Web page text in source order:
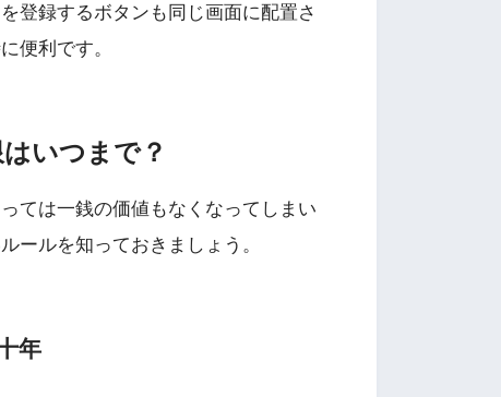
登録するボタンも同じ画面に配置さ
便利です。
いつまで？
ては一銭の価値もなくなってしまい
ールを知っておきましょう。
年